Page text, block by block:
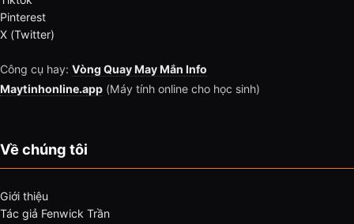
Pinterest
X (Twitter)
Công cụ hay: Vòng Quay May Mắn Info
Maytinhonline.app (Máy tính online cho học sinh)
Về chúng tôi
Giới thiệu
Tác giả Fenwick Trần